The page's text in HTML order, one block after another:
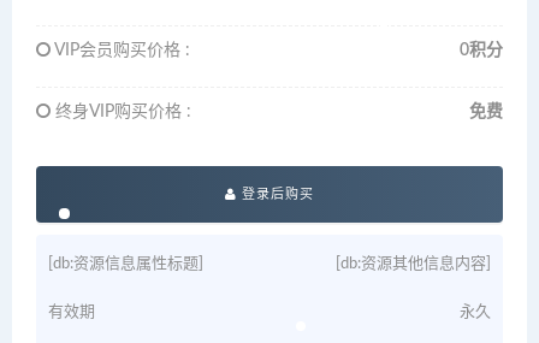
VIP会员购买价格 : 0积分
终身VIP购买价格 : 免费
登录后购买
[db:资源信息属性标题] [db:资源其他信息内容]
有效期 永久